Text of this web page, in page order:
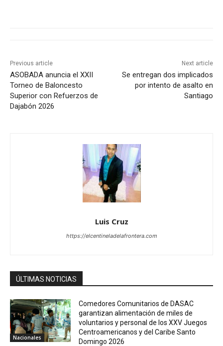
Previous article
ASOBADA anuncia el XXII
Torneo de Baloncesto
Superior con Refuerzos de
Dajabón 2026
Next article
Se entregan dos implicados
por intento de asalto en
Santiago
Luis Cruz
https://elcentineladelafrontera.com
ÚLTIMAS NOTICIAS
Nacionales
Comedores Comunitarios de DASAC
garantizan alimentación de miles de
voluntarios y personal de los XXV Juegos
Centroamericanos y del Caribe Santo
Domingo 2026